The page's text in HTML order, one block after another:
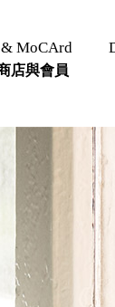
& MoCArd
店與會員